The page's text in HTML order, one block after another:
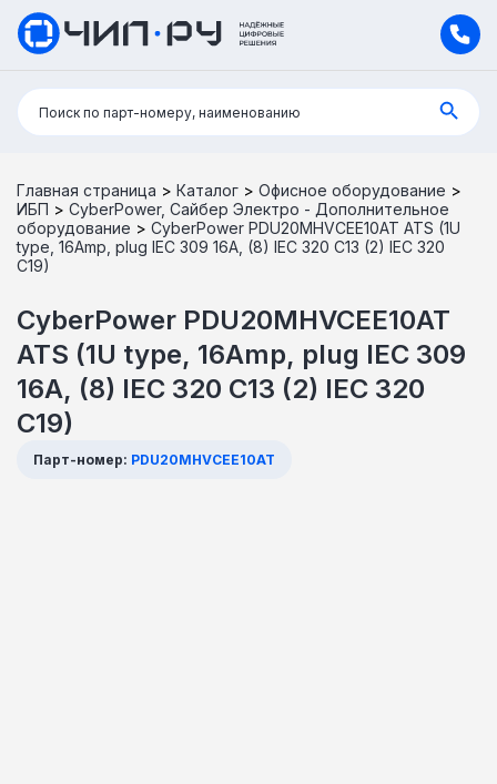
Поиск:
Поиск по парт-номеру, наименованию
Главная страница > Каталог > Офисное оборудование >
ИБП > CyberPower, Сайбер Электро - Дополнительное
оборудование > CyberPower PDU20MHVCEE10AT ATS (1U
type, 16Amp, plug IEC 309 16A, (8) IEC 320 C13 (2) IEC 320
C19)
CyberPower PDU20MHVCEE10AT
ATS (1U type, 16Amp, plug IEC 309
16A, (8) IEC 320 C13 (2) IEC 320
C19)
Парт-номер: PDU20MHVCEE10AT